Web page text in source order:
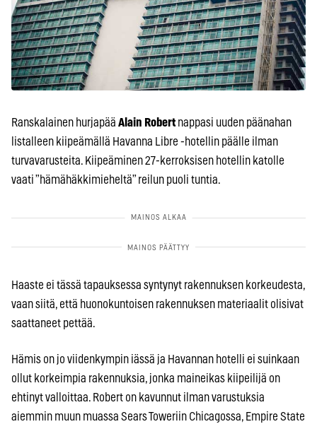
Ranskalainen hurjapää Alain Robert nappasi uuden päänahan
listalleen kiipeämällä Havanna Libre -hotellin päälle ilman
turvavarusteita. Kiipeäminen 27-kerroksisen hotellin katolle
vaati ”hämähäkkimieheltä” reilun puoli tuntia.
Haaste ei tässä tapauksessa syntynyt rakennuksen korkeudesta,
vaan siitä, että huonokuntoisen rakennuksen materiaalit olisivat
saattaneet pettää.
Hämis on jo viidenkympin iässä ja Havannan hotelli ei suinkaan
ollut korkeimpia rakennuksia, jonka maineikas kiipeilijä on
ehtinyt valloittaa. Robert on kavunnut ilman varustuksia
aiemmin muun muassa Sears Toweriin Chicagossa, Empire State